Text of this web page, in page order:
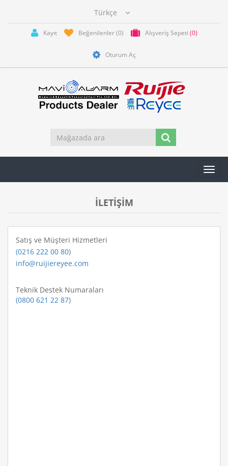
Kayıt Beğenilenler (0) Alışveriş Sepeti (0)
Oturum Aç
İLETİŞİM
Satış ve Müşteri Hizmetleri
(0216 222 00 80)
info@ruijiereyee.com
Teknik Destek Numaraları
(0800 621 22 87)